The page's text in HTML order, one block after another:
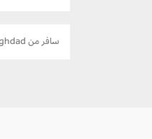
سافر من Baghdad إلى Thiruvananthapuram